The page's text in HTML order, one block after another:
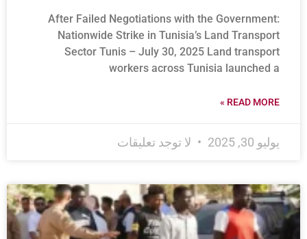
After Failed Negotiations with the Government:
Nationwide Strike in Tunisia’s Land Transport
Sector Tunis – July 30, 2025 Land transport
workers across Tunisia launched a
READ MORE »
يوليو 30, 2025 لا توجد تعليقات